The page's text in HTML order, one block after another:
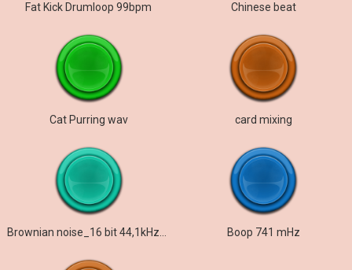
Fat Kick Drumloop 99bpm Chinese beat
Cat Purring wav card mixing
Boop 741 mHz